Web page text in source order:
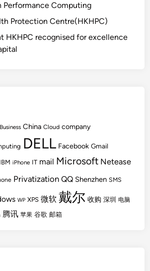
Performance Computing
Protection Centre(HKHPC)
HKHPC recognised for excellence
Business China Cloud company
DELL Facebook Gmail
IBM iPhone IT mail Microsoft Netease
Privatization QQ Shenzhen SMS
WP XPS 微软 戴尔 收购 深圳 电脑
腾讯 苹果 谷歌 邮箱